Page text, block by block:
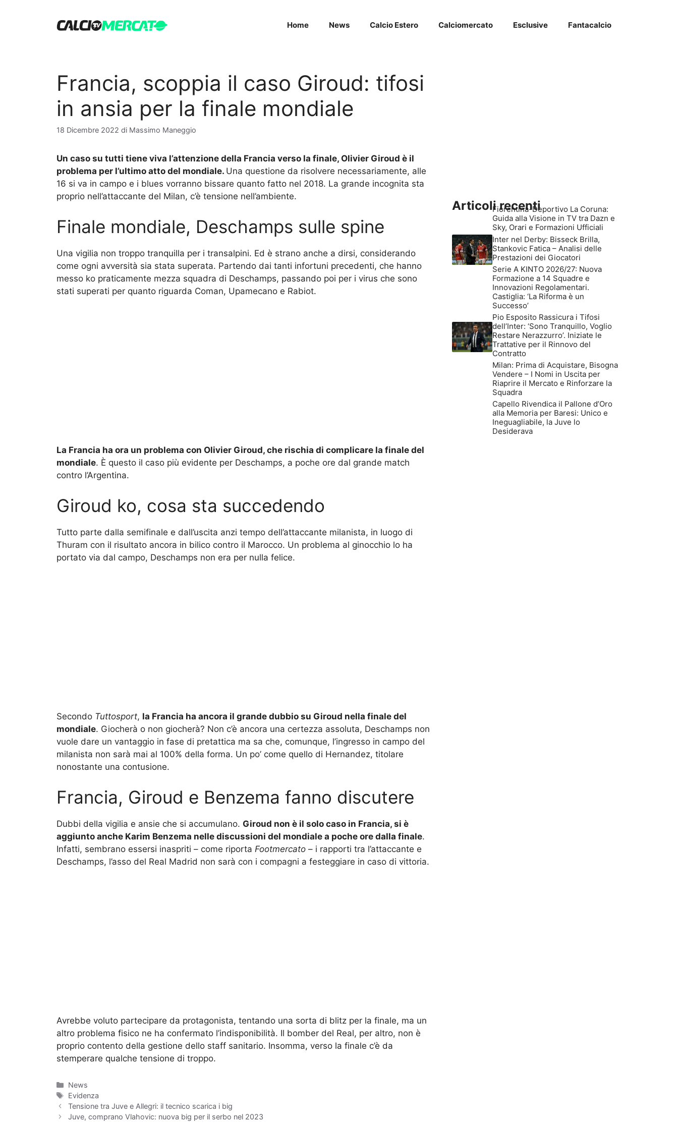
Home News Calcio Estero Calciomercato Esclusive Fantacalcio
Francia, scoppia il caso Giroud: tifosi
in ansia per la finale mondiale
18 Dicembre 2022 di Massimo Maneggio
Un caso su tutti tiene viva l’attenzione della Francia verso la finale, Olivier Giroud è il
problema per l’ultimo atto del mondiale. Una questione da risolvere necessariamente, alle
16 si va in campo e i blues vorranno bissare quanto fatto nel 2018. La grande incognita sta
proprio nell’attaccante del Milan, c’è tensione nell’ambiente.
Finale mondiale, Deschamps sulle spine
Una vigilia non troppo tranquilla per i transalpini. Ed è strano anche a dirsi, considerando
come ogni avversità sia stata superata. Partendo dai tanti infortuni precedenti, che hanno
messo ko praticamente mezza squadra di Deschamps, passando poi per i virus che sono
stati superati per quanto riguarda Coman, Upamecano e Rabiot.
La Francia ha ora un problema con Olivier Giroud, che rischia di complicare la finale del
mondiale. È questo il caso più evidente per Deschamps, a poche ore dal grande match
contro l’Argentina.
Giroud ko, cosa sta succedendo
Tutto parte dalla semifinale e dall’uscita anzi tempo dell’attaccante milanista, in luogo di
Thuram con il risultato ancora in bilico contro il Marocco. Un problema al ginocchio lo ha
portato via dal campo, Deschamps non era per nulla felice.
Secondo Tuttosport, la Francia ha ancora il grande dubbio su Giroud nella finale del
mondiale. Giocherà o non giocherà? Non c’è ancora una certezza assoluta, Deschamps non
vuole dare un vantaggio in fase di pretattica ma sa che, comunque, l’ingresso in campo del
milanista non sarà mai al 100% della forma. Un po’ come quello di Hernandez, titolare
nonostante una contusione.
Francia, Giroud e Benzema fanno discutere
Dubbi della vigilia e ansie che si accumulano. Giroud non è il solo caso in Francia, si è
aggiunto anche Karim Benzema nelle discussioni del mondiale a poche ore dalla finale.
Infatti, sembrano essersi inaspriti – come riporta Footmercato – i rapporti tra l’attaccante e
Deschamps, l’asso del Real Madrid non sarà con i compagni a festeggiare in caso di vittoria.
Avrebbe voluto partecipare da protagonista, tentando una sorta di blitz per la finale, ma un
altro problema fisico ne ha confermato l’indisponibilità. Il bomber del Real, per altro, non è
proprio contento della gestione dello staff sanitario. Insomma, verso la finale c’è da
stemperare qualche tensione di troppo.
Categorie
News
Tag
Evidenza
Tensione tra Juve e Allegri: il tecnico scarica i big
Juve, comprano Vlahovic: nuova big per il serbo nel 2023
Articoli recenti
Fiorentina-Deportivo La Coruna:
Guida alla Visione in TV tra Dazn e
Sky, Orari e Formazioni Ufficiali
Inter nel Derby: Bisseck Brilla,
Stankovic Fatica – Analisi delle
Prestazioni dei Giocatori
Serie A KINTO 2026/27: Nuova
Formazione a 14 Squadre e
Innovazioni Regolamentari.
Castiglia: ‘La Riforma è un
Successo’
Pio Esposito Rassicura i Tifosi
dell’Inter: ‘Sono Tranquillo, Voglio
Restare Nerazzurro’. Iniziate le
Trattative per il Rinnovo del
Contratto
Milan: Prima di Acquistare, Bisogna
Vendere – I Nomi in Uscita per
Riaprire il Mercato e Rinforzare la
Squadra
Capello Rivendica il Pallone d’Oro
alla Memoria per Baresi: Unico e
Ineguagliabile, la Juve lo
Desiderava